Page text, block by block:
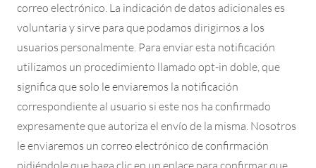
correo electrónico. La indicación de datos adicionales es
voluntaria y sirve para que podamos dirigirnos a los
usuarios personalmente. Para enviar esta notificación
utilizamos un procedimiento llamado opt-in doble, que
significa que solo le enviaremos la notificación
correspondiente al usuario si este nos ha confirmado
expresamente que autoriza el envío de la misma. Nosotros
le enviaremos un correo electrónico de confirmación
pidiéndole que haga clic en un enlace para confirmar que